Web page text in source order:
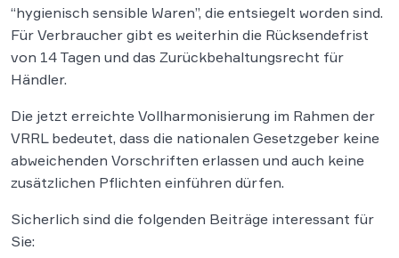
“hygienisch sensible Waren”, die entsiegelt worden sind.
Für Verbraucher gibt es weiterhin die Rücksendefrist
von 14 Tagen und das Zurückbehaltungsrecht für
Händler.
Die jetzt erreichte Vollharmonisierung im Rahmen der
VRRL bedeutet, dass die nationalen Gesetzgeber keine
abweichenden Vorschriften erlassen und auch keine
zusätzlichen Pflichten einführen dürfen.
Sicherlich sind die folgenden Beiträge interessant für
Sie: